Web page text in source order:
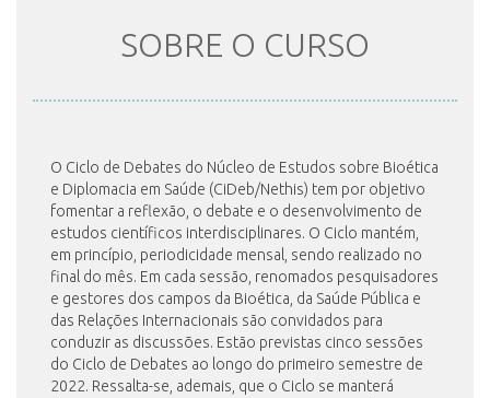
DOCENTES
CONTATO
SOBRE O CURSO
O Ciclo de Debates do Núcleo de Estudos sobre Bioética
e Diplomacia em Saúde (CiDeb/Nethis) tem por objetivo
fomentar a reflexão, o debate e o desenvolvimento de
estudos científicos interdisciplinares. O Ciclo mantém,
em princípio, periodicidade mensal, sendo realizado no
final do mês. Em cada sessão, renomados pesquisadores
e gestores dos campos da Bioética, da Saúde Pública e
das Relações Internacionais são convidados para
conduzir as discussões. Estão previstas cinco sessões
do Ciclo de Debates ao longo do primeiro semestre de
2022. Ressalta-se, ademais, que o Ciclo se manterá